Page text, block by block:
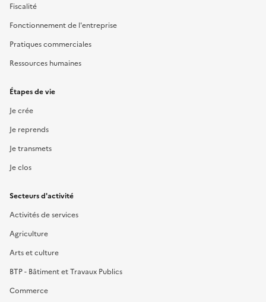
Fiscalité
Fonctionnement de l'entreprise
Pratiques commerciales
Ressources humaines
Étapes de vie
Je crée
Je reprends
Je transmets
Je clos
Secteurs d'activité
Activités de services
Agriculture
Arts et culture
BTP - Bâtiment et Travaux Publics
Commerce